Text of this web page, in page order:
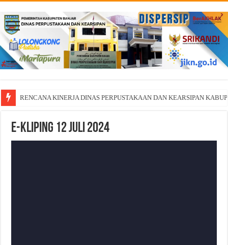
RENCANA KINERJA DINAS PERPUSTAKAAN DAN KEARSIPAN
E-Kliping 12 Juli 2024